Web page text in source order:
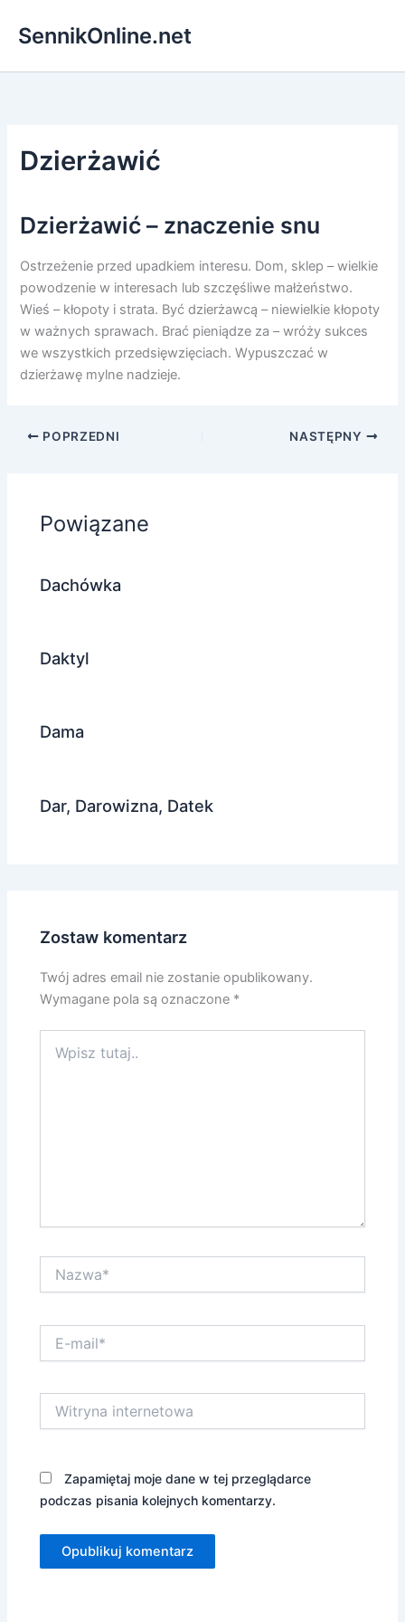
SennikOnline.net
Dzierżawić
Dzierżawić – znaczenie snu
Ostrzeżenie przed upadkiem interesu. Dom, sklep – wielkie
powodzenie w interesach lub szczęśliwe małżeństwo.
Wieś – kłopoty i strata. Być dzierżawcą – niewielkie kłopoty
w ważnych sprawach. Brać pieniądze za – wróży sukces
we wszystkich przedsięwzięciach. Wypuszczać w
dzierżawę mylne nadzieje.
POPRZEDNI NASTĘPNY
Powiązane
Dachówka
Daktyl
Dama
Dar, Darowizna, Datek
Zostaw komentarz
Twój adres email nie zostanie opublikowany.
Wymagane pola są oznaczone *
tutaj..
mail*
internetowa
Zapamiętaj moje dane w tej przeglądarce
podczas pisania kolejnych komentarzy.